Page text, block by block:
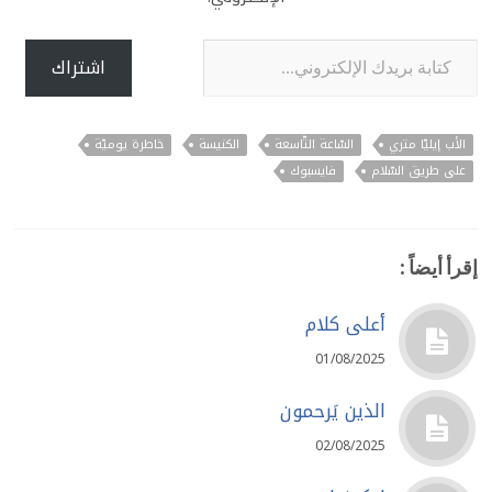
كتابة بريدك الإلكتروني...
اشتراك
الأب إيليّا متري السّاعة التّاسعة الكنيسة
خاطرة يوميّة
على طريق السّلام
فايسبوك
إقرأ أيضاً :
أعلى كلام
01/08/2025
الذين يَرحمون
02/08/2025